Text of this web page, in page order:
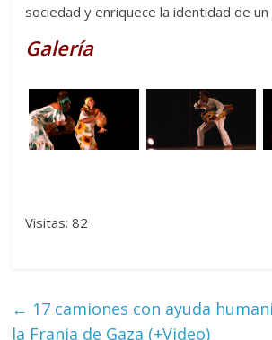
sociedad y enriquece la identidad de un
Galería
Visitas: 82
← 17 camiones con ayuda
la Franja de Gaza (+Video)